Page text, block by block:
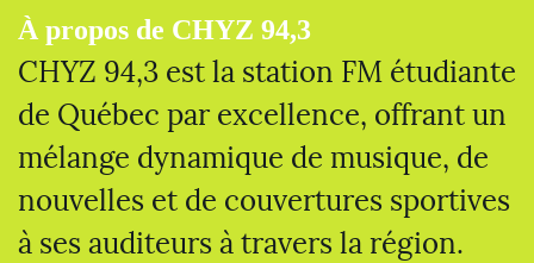
À propos de CHYZ 94,3
CHYZ 94,3 est la station FM étudiante
de Québec par excellence, offrant un
mélange dynamique de musique, de
nouvelles et de couvertures sportives
à ses auditeurs à travers la région.